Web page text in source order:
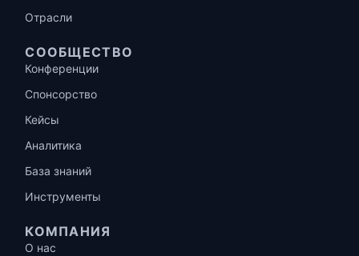
Отрасли
СООБЩЕСТВО
Конференции
Спонсорство
Кейсы
Аналитика
База знаний
Инструменты
КОМПАНИЯ
О нас